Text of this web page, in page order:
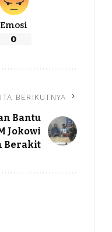
Emosi
0
BERIKUTNYA
Bantu
Jokowi
Berakit